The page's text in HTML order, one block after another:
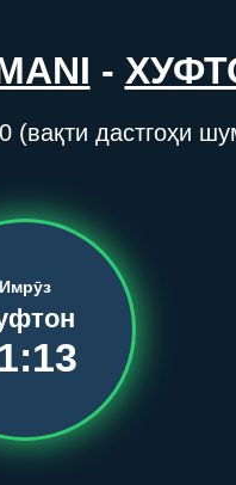
-
(вақти дастгоҳи
Имрӯз